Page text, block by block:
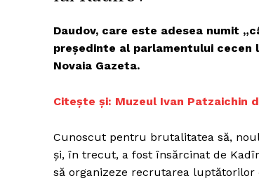
Daudov, care este adesea numit
președinte al parlamentului cecen
Novaia Gazeta.
Citește și: Muzeul Ivan Patzaichin
Cunoscut pentru brutalitatea să,
și, în trecut, a fost însărcinat de
să organizeze recrutarea